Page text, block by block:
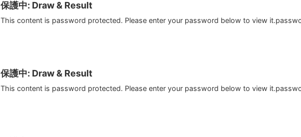
保護中: Draw & Result
This content is password protected. Please enter your password below to view
保護中: Draw & Result
This content is password protected. Please enter your password below to view